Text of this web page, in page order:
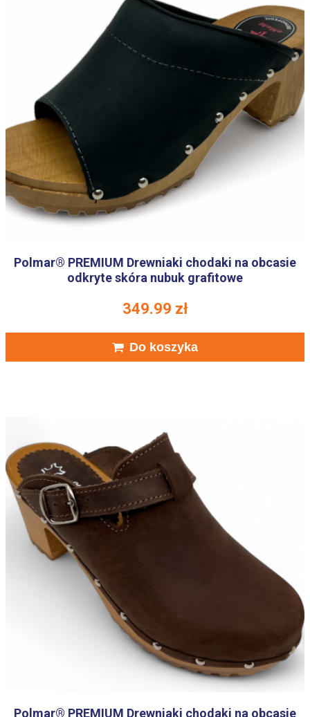
Polmar® PREMIUM Drewniaki chodaki na obcasie
odkryte skóra nubuk grafitowe
349.99 zł
Do koszyka
Polmar® PREMIUM Drewniaki chodaki na obcasie